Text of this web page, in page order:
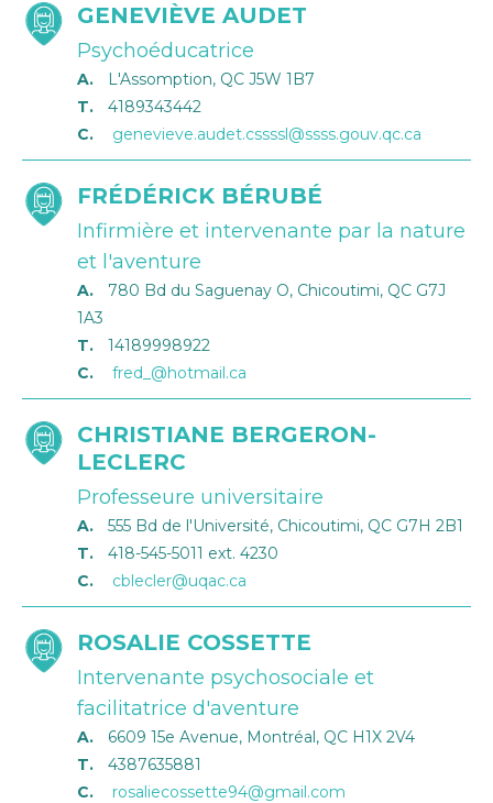
GENEVIÈVE AUDET
Psychoéducatrice
A.
L'Assomption, QC J5W 1B7
T.
4189343442
C.
genevieve.audet.cssssl@ssss.gouv.qc.ca
FRÉDÉRICK BÉRUBÉ
Infirmière et intervenante par la nature
et l'aventure
A.
780 Bd du Saguenay O, Chicoutimi, QC G7J
1A3
T.
14189998922
C.
fred_@hotmail.ca
CHRISTIANE BERGERON-
LECLERC
Professeure universitaire
A.
555 Bd de l'Université, Chicoutimi, QC G7H 2B1
T.
418-545-5011 ext. 4230
C.
cblecler@uqac.ca
ROSALIE COSSETTE
Intervenante psychosociale et
facilitatrice d'aventure
A.
6609 15e Avenue, Montréal, QC H1X 2V4
T.
4387635881
C.
rosaliecossette94@gmail.com